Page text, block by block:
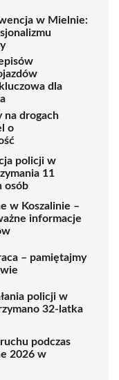
w Mielnie:
dla
na drogach
o
policji w
11
osób
w Koszalinie –
informacje
– pamiętajmy
policji w
32-latka
podczas
2026 w